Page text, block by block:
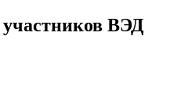
участников ВЭД